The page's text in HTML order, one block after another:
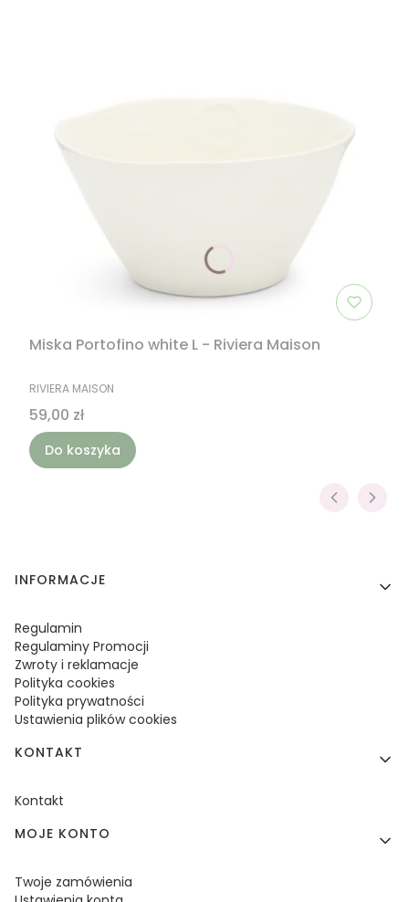
Miska Portofino white L - Riviera Maison
PRODUCENT
RIVIERA MAISON
Cena
59,00 zł
Do koszyka
Linki w stopce
INFORMACJE
Regulamin
Regulaminy Promocji
Zwroty i reklamacje
Polityka cookies
Polityka prywatności
Ustawienia plików cookies
KONTAKT
Kontakt
MOJE KONTO
Twoje zamówienia